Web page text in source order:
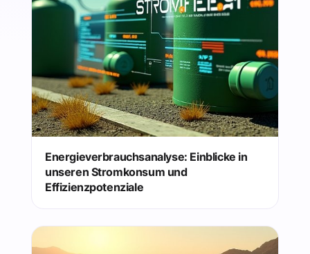
Energieverbrauchsanalyse: Einblicke in
unseren Stromkonsum und
Effizienzpotenziale